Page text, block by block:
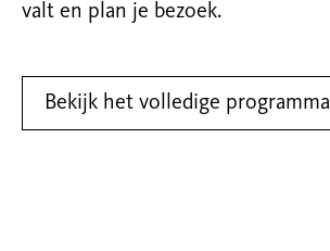
valt en plan je bezoek.
Bekijk het volledige programma